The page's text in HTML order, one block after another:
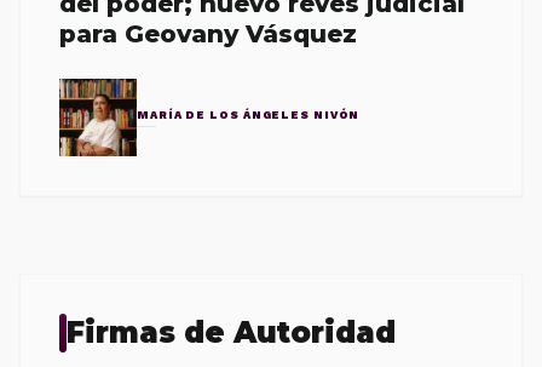
para Geovany Vásquez
MARÍA DE LOS ÁNGELES NIVÓN
Firmas de Autoridad